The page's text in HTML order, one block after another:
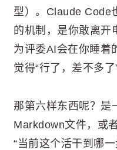
型）。Claude Code
的机制，是你敢离开
为评委AI会在你睡着
觉得“行了，差不多了
那第六样东西呢？是
Markdown文件，或
“当前这个活干到哪